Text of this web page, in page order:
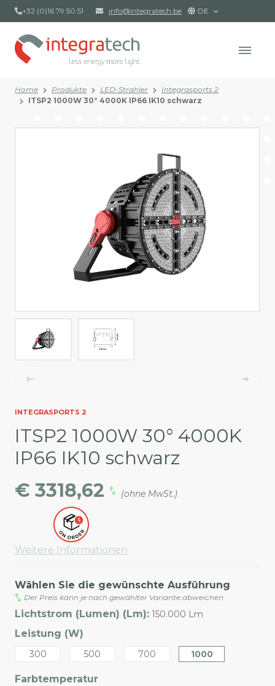
+32 (0)16 79 50 51 info@integratech.be DE
Home Produkte LED-Strahler
Integrasports 2
ITSP2 1000W 30° 4000K IP66 IK10 schwarz
INTEGRASPORTS 2
ITSP2 1000W 30° 4000K
IP66 IK10 schwarz
€ 3318,62
(ohne MwSt.)
Weitere Informationen
Wählen Sie die gewünschte Ausführung
Der Preis kann je nach gewählter Variante abweichen
Lichtstrom (Lumen) (Lm): 150.000 Lm
Leistung (W)
300 500 700 1000
Farbtemperatur